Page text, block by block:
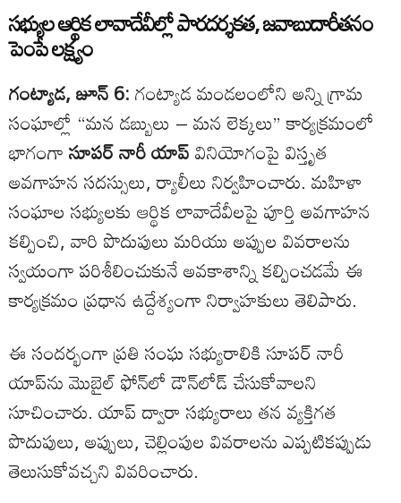
సభ్యుల ఆర్థిక లావాదేవీల్లో పారదర్శకత, జవాబుదారీతనం
పెంపే లక్ష్యం
గంట్యాడ, జూన్ 6:గంట్యాడ మండలంలోని అన్ని గ్రామ
సంఘాల్లో “మన డబ్బులు – మన లెక్కలు” కార్యక్రమంలో
భాగంగాసూపర్ నారీ యాప్వినియోగంపై విస్తృత
అవగాహన సదస్సులు, ర్యాలీలు నిర్వహించారు. మహిళా
సంఘాల సభ్యులకు ఆర్థిక లావాదేవీలపై పూర్తి అవగాహన
కల్పించి, వారి పొదుపులు మరియు అప్పుల వివరాలను
స్వయంగా పరిశీలించుకునే అవకాశాన్ని కల్పించడమే ఈ
కార్యక్రమం ప్రధాన ఉద్దేశ్యంగా నిర్వాహకులు తెలిపారు.
ఈ సందర్భంగా ప్రతి సంఘ సభ్యురాలికి సూపర్ నారీ
యాప్‌ను మొబైల్ ఫోన్‌లో డౌన్‌లోడ్ చేసుకోవాలని
సూచించారు. యాప్ ద్వారా సభ్యురాలు తన వ్యక్తిగత
పొదుపులు, అప్పులు, చెల్లింపుల వివరాలను ఎప్పటికప్పుడు
తెలుసుకోవచ్చని వివరించారు.